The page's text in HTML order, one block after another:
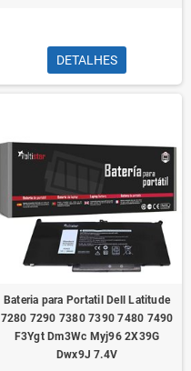
DETALHES
Bateria para Portatil Dell Latitude
7280 7290 7380 7390 7480 7490
F3Ygt Dm3Wc Myj96 2X39G
Dwx9J 7.4V